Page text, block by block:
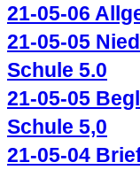
21-05-06
21-05-05
Schule 5.0
21-05-05
Schule 5,0
21-05-04